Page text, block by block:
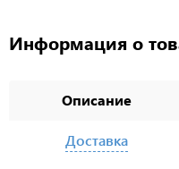
Информация о
Описание
Доставка